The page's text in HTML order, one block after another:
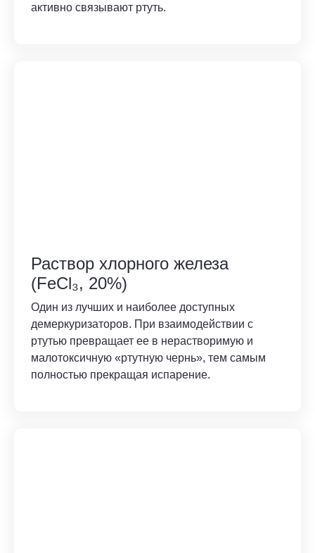
активно связывают ртуть.
Раствор хлорного железа
(FeCl₃, 20%)
Один из лучших и наиболее доступных
демеркуризаторов. При взаимодействии с
ртутью превращает ее в нерастворимую и
малотоксичную «ртутную чернь», тем самым
полностью прекращая испарение.